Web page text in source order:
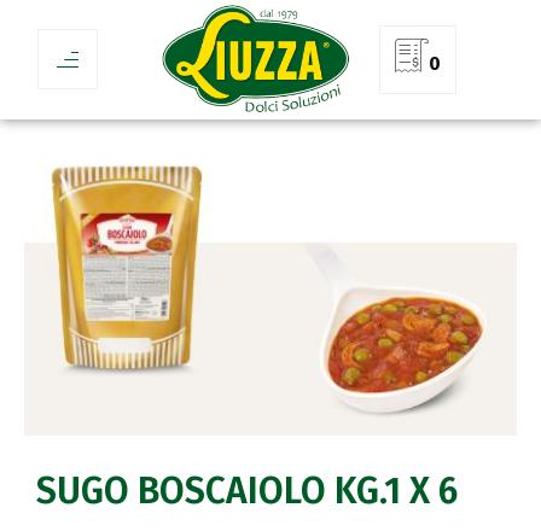
0
SUGO BOSCAIOLO KG.1 X 6